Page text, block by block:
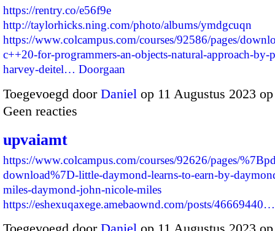
https://rentry.co/e56f9e
http://taylorhicks.ning.com/photo/albums/ymdgcuqn
https://www.colcampus.com/courses/92586/pages/
c++20-for-programmers-an-objects-natural-approach-by-
harvey-deitel… Doorgaan
Toegevoegd door Daniel op 11 Augustus 2023
Geen reacties
upvaiamt
https://www.colcampus.com/courses/92626/pages/
download%7D-little-daymond-learns-to-earn-by-
miles-daymond-john-nicole-miles
https://eshexuqaxege.amebaownd.com/posts/46669440…